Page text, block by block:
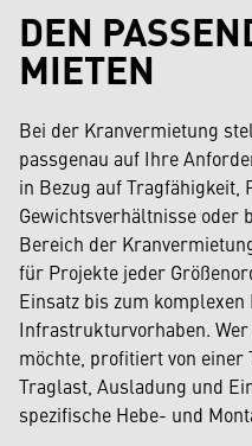
DEN
MIETEN
Bei der Kranvermietung
passgenau auf Ihre
in Bezug auf Tragfähigkeit,
Gewichtsverhältnisse oder
Bereich der
für Projekte jeder
Einsatz bis zum
Infrastrukturvorhaben.
möchte, profitiert von
Traglast, Ausladung und
spezifische Hebe- und